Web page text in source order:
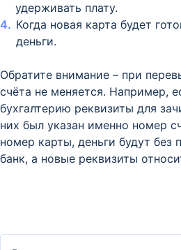
удерживать плату.
Когда новая карта будет
деньги.
Обратите внимание – при
счёта не меняется. Например,
бухгалтерию реквизиты для
них был указан именно номер
номер карты, деньги будут без
банк, а новые реквизиты